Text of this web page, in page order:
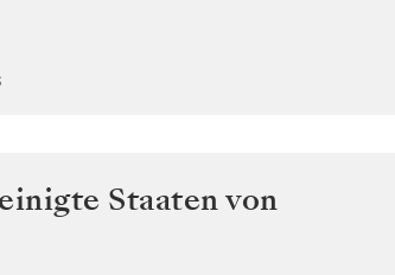
Staaten von